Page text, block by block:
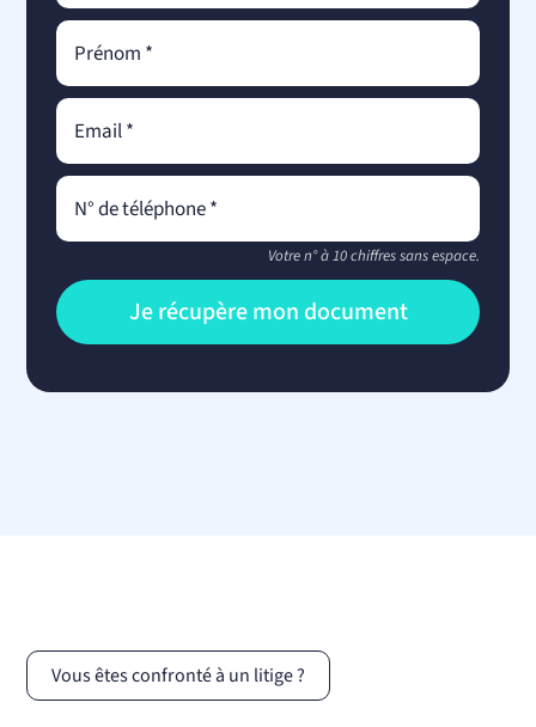
Votre n° à 10 chiffres sans espace.
Vous êtes confronté à un litige ?